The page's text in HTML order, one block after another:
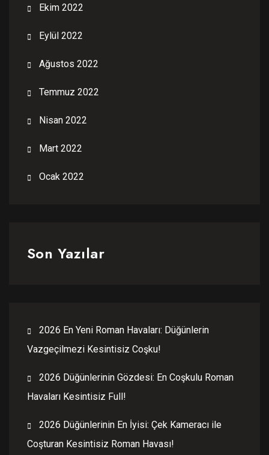
Ekim 2022
Eylül 2022
Ağustos 2022
Temmuz 2022
Nisan 2022
Mart 2022
Ocak 2022
Son Yazılar
2026 En Yeni Roman Havaları: Düğünlerin
Vazgeçilmezi Kesintisiz Coşku!
2026 Düğünlerinin Gözdesi: En Coşkulu Roman
Havaları Kesintisiz Full!
2026 Düğünlerinin En İyisi: Çek Kameracı ile
Coşturan Kesintisiz Roman Havası!